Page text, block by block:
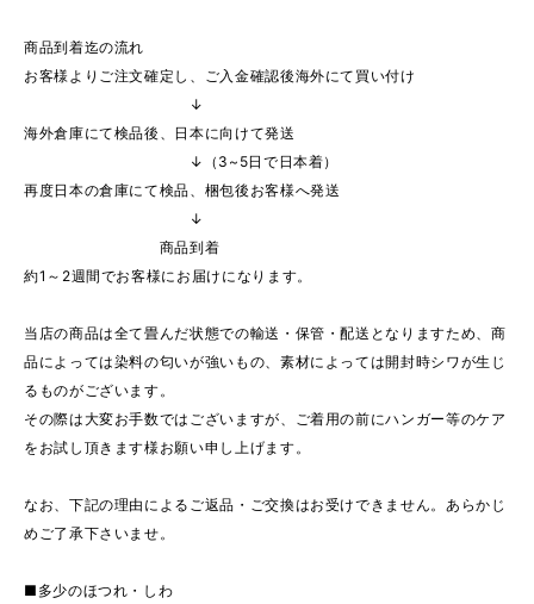
商品到着迄の流れ
お客様よりご注文確定し、ご入金確認後海外にて買い付け
↓
海外倉庫にて検品後、日本に向けて発送
↓（3~5日で日本着）
再度日本の倉庫にて検品、梱包後お客様へ発送
↓
商品到着
約1～2週間でお客様にお届けになります。
当店の商品は全て畳んだ状態での輸送・保管・配送となりますため、商
品によっては染料の匂いが強いもの、素材によっては開封時シワが生じ
るものがございます。
その際は大変お手数ではございますが、ご着用の前にハンガー等のケア
をお試し頂きます様お願い申し上げます。
なお、下記の理由によるご返品・ご交換はお受けできません。あらかじ
めご了承下さいませ。
■多少のほつれ・しわ